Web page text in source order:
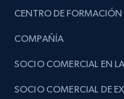
URL, Title, Rating,
CENTRO DE FORMACIÓN
COMPAÑÍA
SOCIO COMERCIAL EN
SOCIO COMERCIAL DE